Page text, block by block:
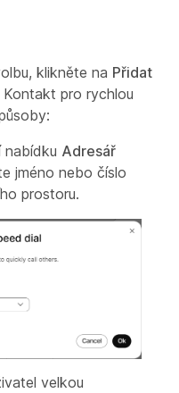
klikněte na Přidat
Kontakt pro rychlou
Adresář
jméno nebo číslo
prostoru.
velkou